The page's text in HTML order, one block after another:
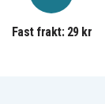
Fast frakt: 29 kr